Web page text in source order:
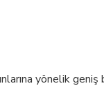
yönelik